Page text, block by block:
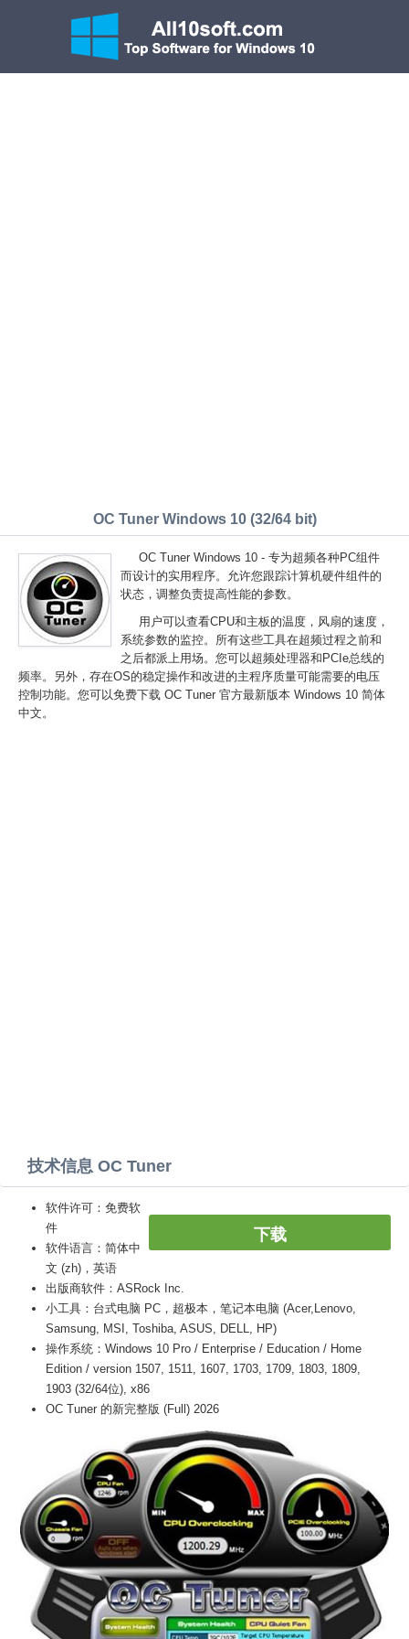
OC Tuner Windows 10 (32/64 bit)
OC Tuner Windows 10 - 专为超频各种PC组件
而设计的实用程序。允许您跟踪计算机硬件组件的
状态，调整负责提高性能的参数。
用户可以查看CPU和主板的温度，风扇的速度，
系统参数的监控。所有这些工具在超频过程之前和
之后都派上用场。您可以超频处理器和PCIe总线的
频率。另外，存在OS的稳定操作和改进的主程序质量可能需要的电压
控制功能。您可以免费下载 OC Tuner 官方最新版本 Windows 10 简体
中文。
技术信息 OC Tuner
下载
软件许可：免费软
件
软件语言：简体中
文 (zh)，英语
出版商软件：ASRock Inc.
小工具：台式电脑 PC，超极本，笔记本电脑 (Acer,Lenovo,
Samsung, MSI, Toshiba, ASUS, DELL, HP)
操作系统：Windows 10 Pro / Enterprise / Education / Home
Edition / version 1507, 1511, 1607, 1703, 1709, 1803, 1809,
1903 (32/64位), x86
OC Tuner 的新完整版 (Full) 2026